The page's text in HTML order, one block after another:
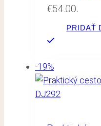
€54.00.
PRIDAŤ
-19%